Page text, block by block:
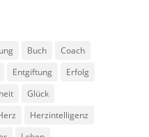
Buch
Coach
Entgiftung
Erfolg
Glück
Herzintelligenz